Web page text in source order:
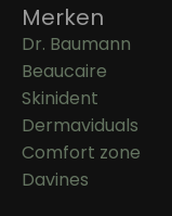
Merken
Dr. Baumann
Beaucaire
Skinident
Dermaviduals
Comfort zone
Davines